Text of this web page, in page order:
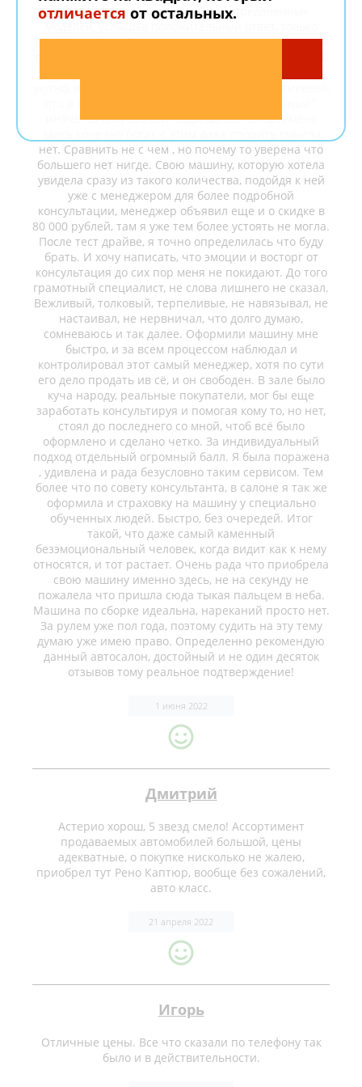
позвонила узнала за наличии определенных
потом и пошла. Пришла, и честно было в ступоре. Я
иначе почему все эти люди здесь? Ассортимент
нет. Сравнить не с чем , но почему то уверена что
большего нет нигде. Свою машину, которую хотела
увидела сразу из такого количества, подойдя к ней
уже с менеджером для более подробной
консультации, менеджер объявил еще и о скидке в
80 000 рублей, там я уже тем более устоять не могла.
После тест драйве, я точно определилась что буду
брать. И хочу написать, что эмоции и восторг от
консультация до сих пор меня не покидают. До того
грамотный специалист, не слова лишнего не сказал.
Вежливый, толковый, терпеливые, не навязывал, не
настаивал, не нервничал, что долго думаю,
сомневаюсь и так далее. Оформили машину мне
быстро, и за всем процессом наблюдал и
контролировал этот самый менеджер, хотя по сути
его дело продать ив сё, и он свободен. В зале было
куча народу, реальные покупатели, мог бы еще
заработать консультируя и помогая кому то, но нет,
стоял до последнего со мной, чтоб всё было
оформлено и сделано четко. За индивидуальный
подход отдельный огромный балл. Я была поражена
, удивлена и рада безусловно таким сервисом. Тем
более что по совету консультанта, в салоне я так же
оформила и страховку на машину у специально
обученных людей. Быстро, без очередей. Итог
такой, что даже самый каменный
безэмоциональный человек, когда видит как к нему
относятся, и тот растает. Очень рада что приобрела
свою машину именно здесь, не на секунду не
пожалела что пришла сюда тыкая пальцем в неба.
Машина по сборке идеальна, нареканий просто нет.
За рулем уже пол года, поэтому судить на эту тему
думаю уже имею право. Определенно рекомендую
данный автосалон, достойный и не один десяток
отзывов тому реальное подтверждение!
1 июня 2022
Дмитрий
Астерио хорош, 5 звезд смело! Ассортимент
продаваемых автомобилей большой, цены
адекватные, о покупке нисколько не жалею,
приобрел тут Рено Каптюр, вообще без сожалений,
авто класс.
21 апреля 2022
Игорь
Отличные цены. Все что сказали по телефону так
было и в действительности.
отличается от остальных.